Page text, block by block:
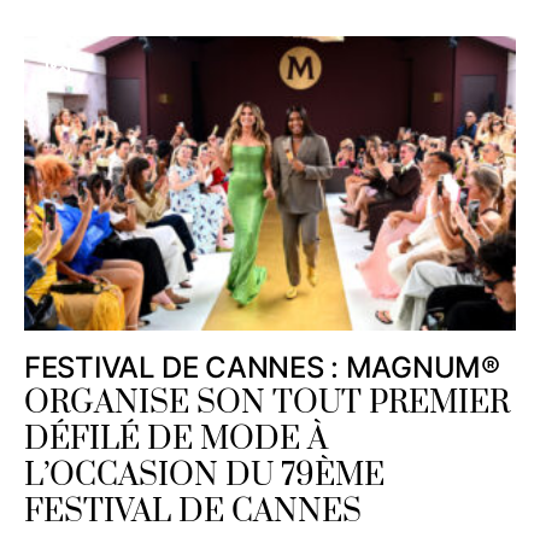
FESTIVAL DE CANNES : MAGNUM®
ORGANISE SON TOUT PREMIER
DÉFILÉ DE MODE À
L’OCCASION DU 79ÈME
FESTIVAL DE CANNES